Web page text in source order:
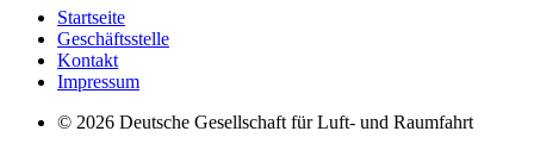
Startseite
Geschäftsstelle
Kontakt
Impressum
© 2026 Deutsche Gesellschaft für Luft- und Raumfahrt